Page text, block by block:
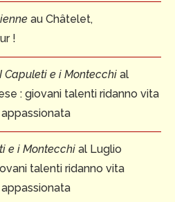
au Châtelet,
!
I Capuleti e i Montecchi al
: giovani talenti ridanno vita
e i Montecchi al Luglio
talenti ridanno vita